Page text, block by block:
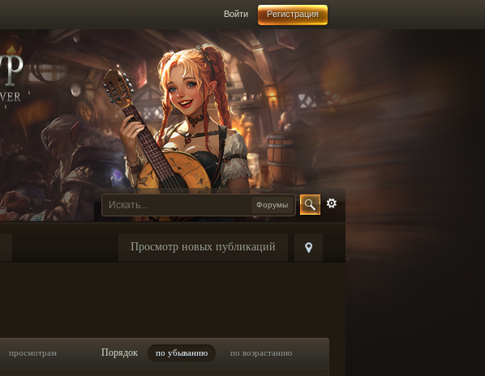
Войти Регистрация
Форумы
Просмотр новых публикаций
просмотрам Порядок по убыванию по возрастанию